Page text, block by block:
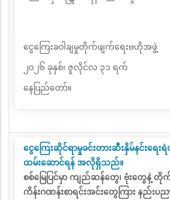
ငွေကြေးခဝါချမှုတိုက်ဖျက်ရေးဗဟိုအဖွဲ့
၂၀၂၆ ခုနှစ်၊ ဇူလိုင်လ ၃၁ ရက်
နေပြည်တော်။
ငွေကြေးဆိုင်ရာမှုခင်းတားဆီးနှိမ်နင်းရေ
ထမ်းဆောင်ရန် အလိုရှိသည်။
စစ်မြေပြင်မှာ ကျည်ဆန်တွေ၊ ဗုံးတွေနဲ့ တို
ကိန်းဂဏန်းစာရင်းအင်းတွေကြား နည်းပ